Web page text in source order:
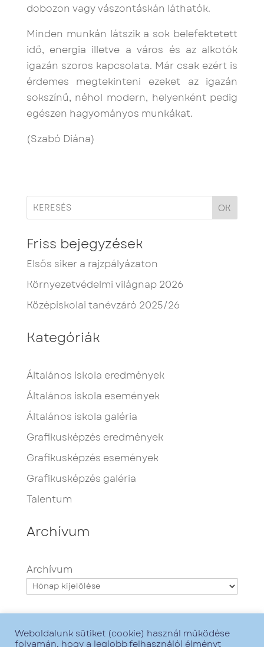
dobozon vagy vászontáskán láthatók.
Minden munkán látszik a sok belefektetett
idő, energia illetve a város és az alkotók
igazán szoros kapcsolata. Már csak ezért is
érdemes megtekinteni ezeket az igazán
sokszínű, néhol modern, helyenként pedig
egészen hagyományos munkákat.
(Szabó Diána)
OK
Friss bejegyzések
Elsős siker a rajzpályázaton
Környezetvédelmi világnap 2026
Középiskolai tanévzáró 2025/26
Kategóriák
Általános iskola eredmények
Általános iskola események
Általános iskola galéria
Grafikusképzés eredmények
Grafikusképzés események
Grafikusképzés galéria
Talentum
Archívum
Archívum
Weboldalunk sütiket (cookie) használ működése
folyamán, hogy a legjobb felhasználói élményt